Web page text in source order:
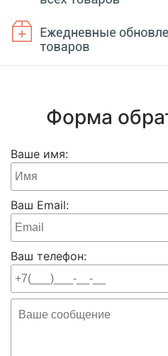
Форма
Ваше имя:
Ваш Email:
Ваш телефон: